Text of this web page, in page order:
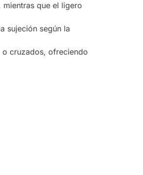
que el ligero
sujeción según la
o cruzados, ofreciendo